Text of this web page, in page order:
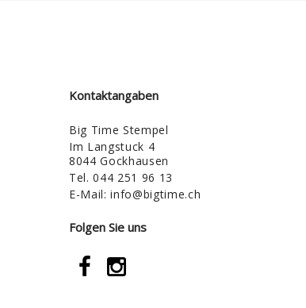
Kontaktangaben
Big Time Stempel
Im Langstuck 4
8044 Gockhausen
Tel.044 251 96 13
E-Mail:info@bigtime.ch
Folgen Sie uns